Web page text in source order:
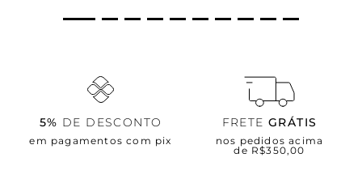
5% DE DESCONTO
em pagamentos com pix
FRETE GRÁTIS
nos pedidos acima
de R$350,00